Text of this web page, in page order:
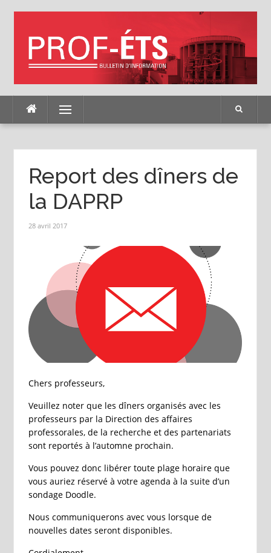
Menu
Report des dîners de
la DAPRP
28 avril 2017
Chers professeurs,
Veuillez noter que les dîners organisés avec les
professeurs par la Direction des affaires
professorales, de la recherche et des partenariats
sont reportés à l’automne prochain.
Vous pouvez donc libérer toute plage horaire que
vous auriez réservé à votre agenda à la suite d’un
sondage Doodle.
Nous communiquerons avec vous lorsque de
nouvelles dates seront disponibles.